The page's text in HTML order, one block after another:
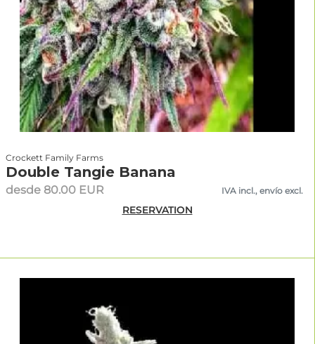
Crockett Family Farms
Double Tangie Banana
desde 80.00 EUR IVA incl., envío excl.
RESERVATION